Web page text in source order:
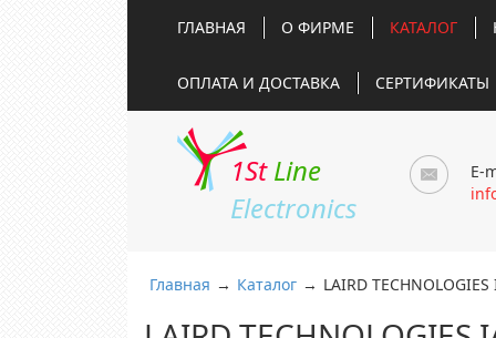
ГЛАВНАЯ О ФИРМЕ КАТАЛОГ
ОПЛАТА И ДОСТАВКА СЕРТИФИКАТЫ
1St Line
Electronics
E-
Главная → Каталог → LAIRD TECHNOLOGIES